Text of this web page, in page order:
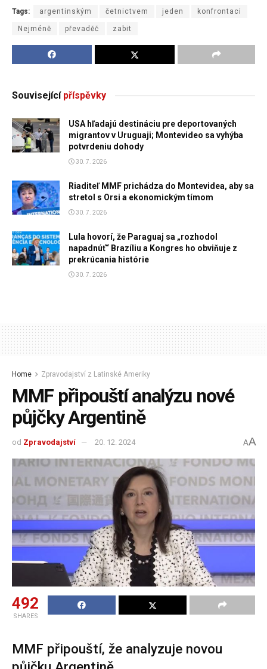
Tags: argentinským četnictvem jeden konfrontaci
Nejméně převaděč zabit
Souvisejícípříspěvky
USA hľadajú destináciu pre deportovaných
migrantov v Uruguaji; Montevideo sa vyhýba
potvrdeniu dohody
30. 7. 2026
Riaditeľ MMF prichádza do Montevidea, aby sa
stretol s Orsi a ekonomickým tímom
30. 7. 2026
Lula hovorí, že Paraguaj sa „rozhodol
napadnúť“ Brazíliu a Kongres ho obviňuje z
prekrúcania histórie
30. 7. 2026
Home Zpravodajství z Latinské Ameriky
MMF připouští analýzu nové
půjčky Argentině
od Zpravodajství 20. 12. 2024 AA
492
SHARES
MMF připouští, že analyzuje novou